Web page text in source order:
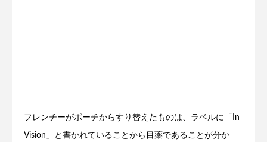
フレンチーがポーチからすり替えたものは、ラベルに「In
Vision」と書かれていることから目薬であることが分か